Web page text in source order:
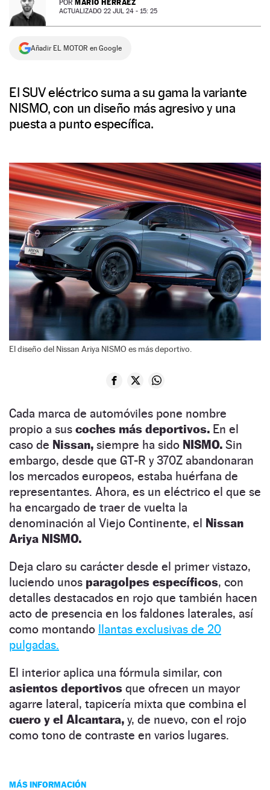
NEWSLETTER
SÍGUENOS
POR MARIO HERRÁEZ
ACTUALIZADO 22 JUL 24 - 15: 25
Añadir EL MOTOR en Google
El SUV eléctrico suma a su gama la variante
NISMO, con un diseño más agresivo y una
puesta a punto específica.
El diseño del Nissan Ariya NISMO es más deportivo.
Cada marca de automóviles pone nombre
propio a sus coches más deportivos. En el
caso de Nissan, siempre ha sido NISMO. Sin
embargo, desde que GT-R y 370Z abandonaran
los mercados europeos, estaba huérfana de
representantes. Ahora, es un eléctrico el que se
ha encargado de traer de vuelta la
denominación al Viejo Continente, el Nissan
Ariya NISMO.
Deja claro su carácter desde el primer vistazo,
luciendo unos paragolpes específicos, con
detalles destacados en rojo que también hacen
acto de presencia en los faldones laterales, así
como montando llantas exclusivas de 20
pulgadas.
El interior aplica una fórmula similar, con
asientos deportivos que ofrecen un mayor
agarre lateral, tapicería mixta que combina el
cuero y el Alcantara, y, de nuevo, con el rojo
como tono de contraste en varios lugares.
MÁS INFORMACIÓN